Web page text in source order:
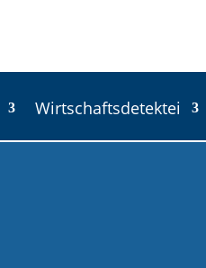
Wirtschaftsdetektei